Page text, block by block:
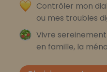
Contrôler mon
ou mes troubles
Vivre
en famille, la